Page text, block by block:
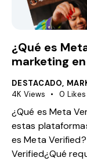
¿Qué es
marketing
DESTACADO,
4K Views 0 Likes
¿Qué es Meta
estas
es Meta
Verified¿Qué